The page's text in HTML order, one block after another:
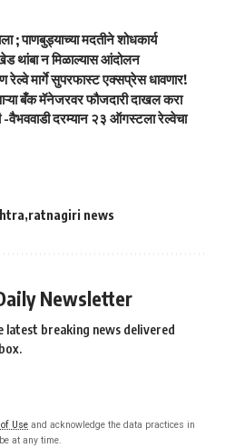
; पाणबुड्याच्या मदतीने शोधकार्य
थांबा न मिळाल्यास आंदोलन
रेल्वे मार्गे सुपरफास्ट एक्सप्रेस धावणार!
बँक मॅनेजरवर फौजदारी दाखल करा
वैभववाडी दरम्यान २३ ऑगस्टला रेल्वेचा
ratnagiri news
Newsletter
latest breaking news delivered
Use and acknowledge the data practices in
at any time.